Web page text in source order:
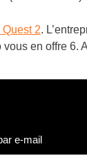
2.
en offre 6.
e-mail